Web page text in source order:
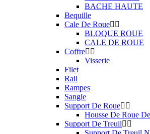
BACHE HAUTE
Bequille
Cale De Roue
BLOQUE ROUE
CALE DE ROUE
Coffre
Visserie
Filet
Rail
Rampes
Sangle
Support De Roue
Housse De Roue
Support De Treuil